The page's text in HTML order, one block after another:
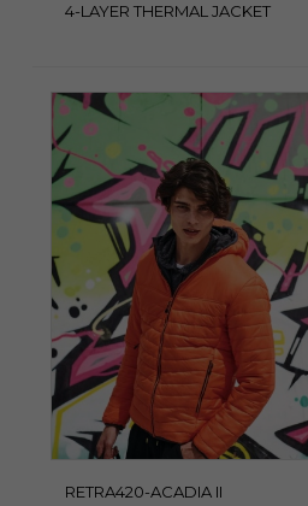
4-LAYER THERMAL JACKET
RETRA420-ACADIA II